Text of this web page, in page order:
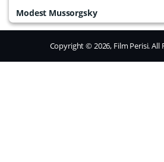
Modest Mussorgsky
Copyright © 2026, Film Perisi. All